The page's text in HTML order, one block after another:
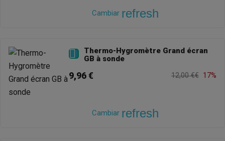
Cambiar refresh

Thermo-Hygromètre Grand écran
GB à sonde
9,96 € 12,00 €€ 17%
Cambiar refresh